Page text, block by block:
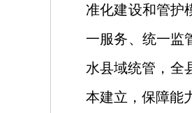
准化建设和管护
一服务、统一监
水县域统管，全
本建立，保障能